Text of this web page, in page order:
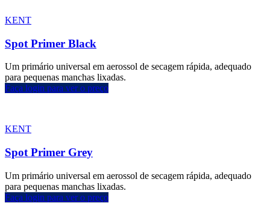
KENT
Spot Primer Black
Um primário universal em aerossol de secagem rápida, adequado
para pequenas manchas lixadas.
Faça login para ver o preço
KENT
Spot Primer Grey
Um primário universal em aerossol de secagem rápida, adequado
para pequenas manchas lixadas.
Faça login para ver o preço